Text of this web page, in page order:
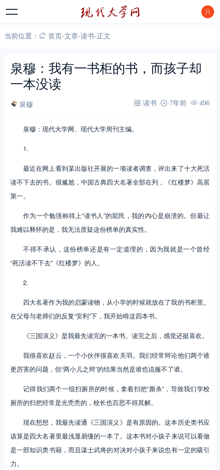
当前位置： 首页-文章-读书-正文
泉穆：我有一书柜的书，而孩子却
一本没读
泉穆 读书 7年前 496
泉穆：现代大学网、现代大学周刊主编。
1.
最近在网上看到某出版社开展的一项读者调查，评出来了十大死活
读不下去的书。很尴尬，中国古典四大名著全部在列，《红楼梦》高居
第一。
作为一个勉强称得上“读书人”的屁民，我的内心是崩溃的。但最让
我难以释怀的是，我无法质疑这份榜单的真实性。
不得不承认，这份榜单还是有一定道理的，因为我就是一个曾经
“死活读不下去”《红楼梦》的人。
2.
四大名著作为我的启蒙读物，从小学的时候就放在了我的书柜里。
在父母与老师们的反复“安利”下，我开始啃这四本书。
《三国演义》是我最先读完的一本书。读完之后，感觉还挺喜欢。
我很喜欢赵云，一个小伙伴很喜欢关羽。我们经常辩论他们两个谁
更厉害的问题，但“两小儿之辩”的结果当然是谁也说服不了谁。
记得我们两个一组扫厕所的时候，拿着扫把“厮杀”，导致我们学校
厕所的扫把经常是光秃秃的，校长也百思不得其解。
现在想想，我最先读通《三国演义》是有原因的。这本历史类书应
该算是四大名著里最浅显易懂的一本了。这本书对小孩子来说可以看做
是一部知识类书籍，而且谋士武将的对决对小孩子来说也有一定的吸引
力。